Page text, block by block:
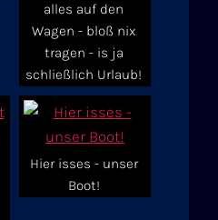
alles auf den
Wagen - bloß nix
tragen - is ja
schließlich Urlaub!
Hier isses - unser
Boot!